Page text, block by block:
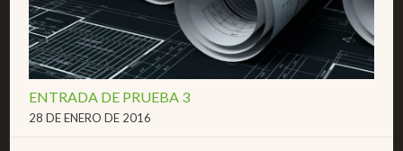
ENTRADA DE PRUEBA 3
28 DE ENERO DE 2016